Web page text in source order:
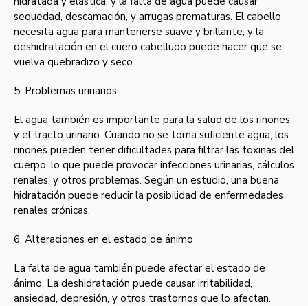
sequedad, descamación, y arrugas prematuras. El cabello
necesita agua para mantenerse suave y brillante, y la
deshidratación en el cuero cabelludo puede hacer que se
vuelva quebradizo y seco.
5. Problemas urinarios
El agua también es importante para la salud de los riñones
y el tracto urinario. Cuando no se toma suficiente agua, los
riñones pueden tener dificultades para filtrar las toxinas del
cuerpo, lo que puede provocar infecciones urinarias, cálculos
renales, y otros problemas. Según un estudio, una buena
hidratación puede reducir la posibilidad de enfermedades
renales crónicas.
6. Alteraciones en el estado de ánimo
La falta de agua también puede afectar el estado de
ánimo. La deshidratación puede causar irritabilidad,
ansiedad, depresión, y otros trastornos que lo afectan.